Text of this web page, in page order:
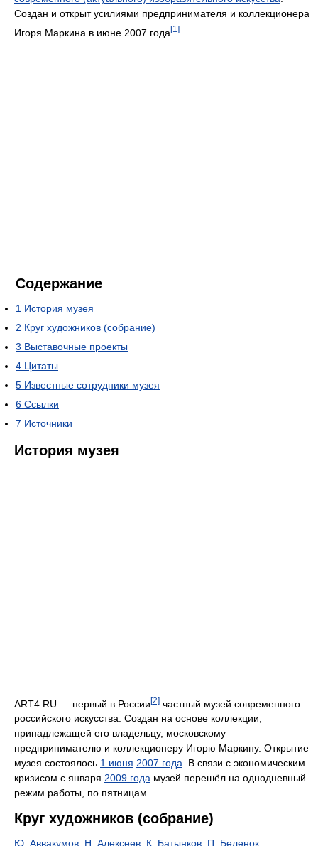
Создан и открыт усилиями предпринимателя и коллекционера
Игоря Маркина в июне 2007 года[1]
Содержание
1 История музея
2 Круг художников (собрание)
3 Выставочные проекты
4 Цитаты
5 Известные сотрудники музея
6 Ссылки
7 Источники
История музея
ART4.RU — первый в России[2] частный музей современного
российского искусства. Создан на основе коллекции,
принадлежащей его владельцу, московскому
предпринимателю и коллекционеру Игорю Маркину. Открытие
музея состоялось 1 июня 2007 года. В связи с экономическим
кризисом с января 2009 года музей перешёл на однодневный
режим работы, по пятницам.
Круг художников (собрание)
Ю. Аввакумов Н. Алексеев К. Батынков П. Беленок